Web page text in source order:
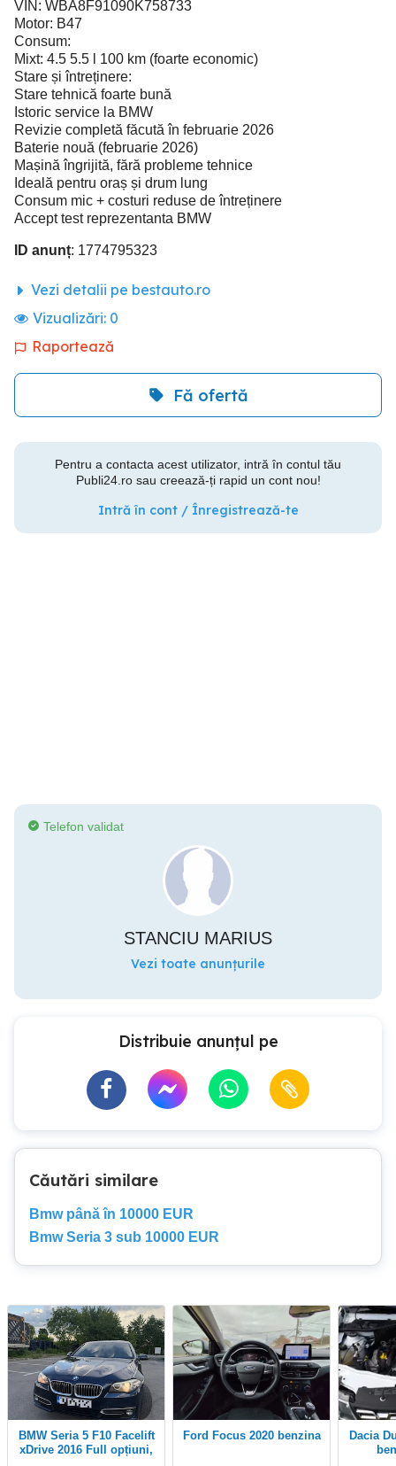
VIN: WBA8F91090K758733
Motor: B47
Consum:
Mixt: 4.5 5.5 l 100 km (foarte economic)
Stare și întreținere:
Stare tehnică foarte bună
Istoric service la BMW
Revizie completă făcută în februarie 2026
Baterie nouă (februarie 2026)
Mașină îngrijită, fără probleme tehnice
Ideală pentru oraș și drum lung
Consum mic + costuri reduse de întreținere
Accept test reprezentanta BMW
ID anunț: 1774795323
Vezi detalii pe bestauto.ro
Vizualizări: 0
Raportează
Fă ofertă
Pentru a contacta acest utilizator, intră în contul tău
Publi24.ro sau creează-ți rapid un cont nou!
Intră în cont / Înregistrează-te
Telefon validat
STANCIU MARIUS
Vezi toate anunțurile
Distribuie anunțul pe
Căutări similare
Bmw până în 10000 EUR
Bmw Seria 3 sub 10000 EUR
BMW Seria 5 F10 Facelift
xDrive 2016 Full opțiuni,
Ford Focus 2020 benzina
Dacia Duster 4x4 an 2015